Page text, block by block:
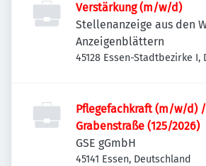
Verstärkung (m/w/d)
Stellenanzeige aus den
Anzeigenblättern
45128 Essen-Stadtbezirke I,
Pflegefachkraft (m/w/d)
Grabenstraße (125/2026)
GSE gGmbH
45141 Essen, Deutschland